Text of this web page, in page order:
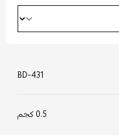
BD-431
0.5 كجم